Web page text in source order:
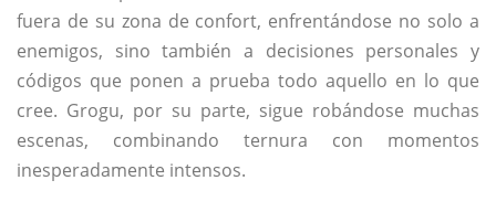
fuera de su zona de confort, enfrentándose no solo a
enemigos, sino también a decisiones personales y
códigos que ponen a prueba todo aquello en lo que
cree. Grogu, por su parte, sigue robándose muchas
escenas, combinando ternura con momentos
inesperadamente intensos.